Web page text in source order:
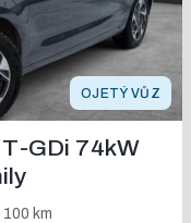
OJETÝ VŮZ
GDi 74kW
100 km